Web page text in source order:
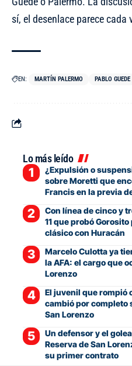
sí, el desenlace parece cada
EN: MARTÍN PALERMO PABLO GUEDE
Lo más leído
¿Expulsión o
sobre Moretti que
Francis en la previa
Con línea de cinco y
11 que probó Gorosito
clásico con Huracán
Marcelo Culotta ya
la AFA: el cargo que
Lorenzo
El juvenil que rompió
cambió por completo
San Lorenzo
Un defensor y el
Reserva de San
su primer contrato